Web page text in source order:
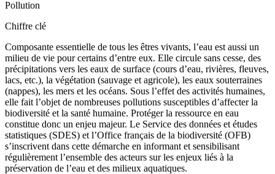
Pollution
Chiffre clé
Composante essentielle de tous les êtres vivants, l’eau est aussi un
milieu de vie pour certains d’entre eux. Elle circule sans cesse, des
précipitations vers les eaux de surface (cours d’eau, rivières, fleuves,
lacs, etc.), la végétation (sauvage et agricole), les eaux souterraines
(nappes), les mers et les océans. Sous l’effet des activités humaines,
elle fait l’objet de nombreuses pollutions susceptibles d’affecter la
biodiversité et la santé humaine. Protéger la ressource en eau
constitue donc un enjeu majeur. Le Service des données et études
statistiques (SDES) et l’Office français de la biodiversité (OFB)
s’inscrivent dans cette démarche en informant et sensibilisant
régulièrement l’ensemble des acteurs sur les enjeux liés à la
préservation de l’eau et des milieux aquatiques.